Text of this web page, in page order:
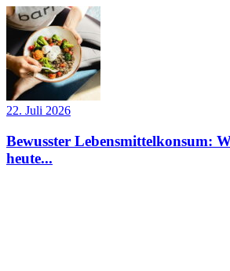
22. Juli 2026
Bewusster Lebensmittelkonsum:
heute...